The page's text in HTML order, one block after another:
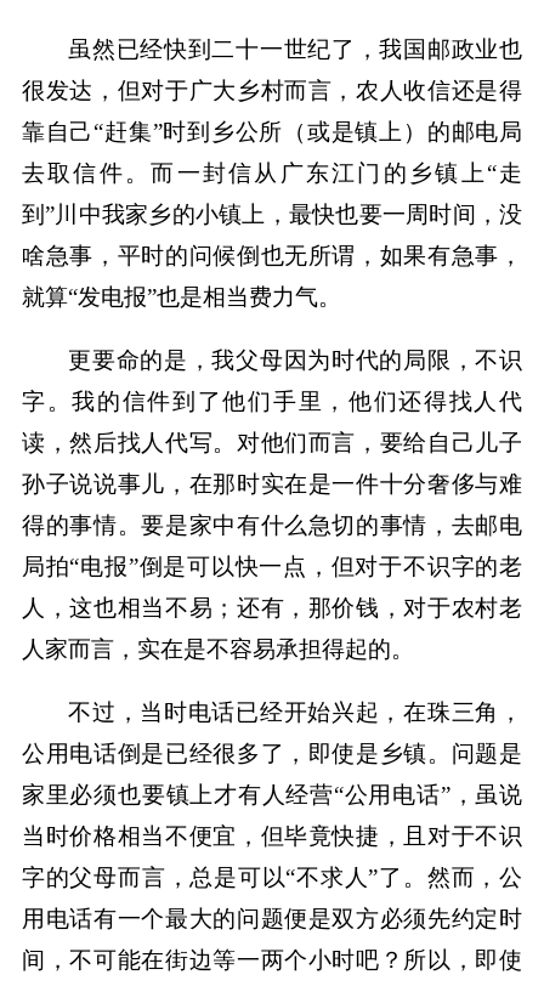
虽然已经快到二十一世纪了，我国邮政业也
很发达，但对于广大乡村而言，农人收信还是得
靠自己“赶集”时到乡公所（或是镇上）的邮电局
去取信件。而一封信从广东江门的乡镇上“走
到”川中我家乡的小镇上，最快也要一周时间，没
啥急事，平时的问候倒也无所谓，如果有急事，
就算“发电报”也是相当费力气。
更要命的是，我父母因为时代的局限，不识
字。我的信件到了他们手里，他们还得找人代
读，然后找人代写。对他们而言，要给自己儿子
孙子说说事儿，在那时实在是一件十分奢侈与难
得的事情。要是家中有什么急切的事情，去邮电
局拍“电报”倒是可以快一点，但对于不识字的老
人，这也相当不易；还有，那价钱，对于农村老
人家而言，实在是不容易承担得起的。
不过，当时电话已经开始兴起，在珠三角，
公用电话倒是已经很多了，即使是乡镇。问题是
家里必须也要镇上才有人经营“公用电话”，虽说
当时价格相当不便宜，但毕竟快捷，且对于不识
字的父母而言，总是可以“不求人”了。然而，公
用电话有一个最大的问题便是双方必须先约定时
间，不可能在街边等一两个小时吧？所以，即使